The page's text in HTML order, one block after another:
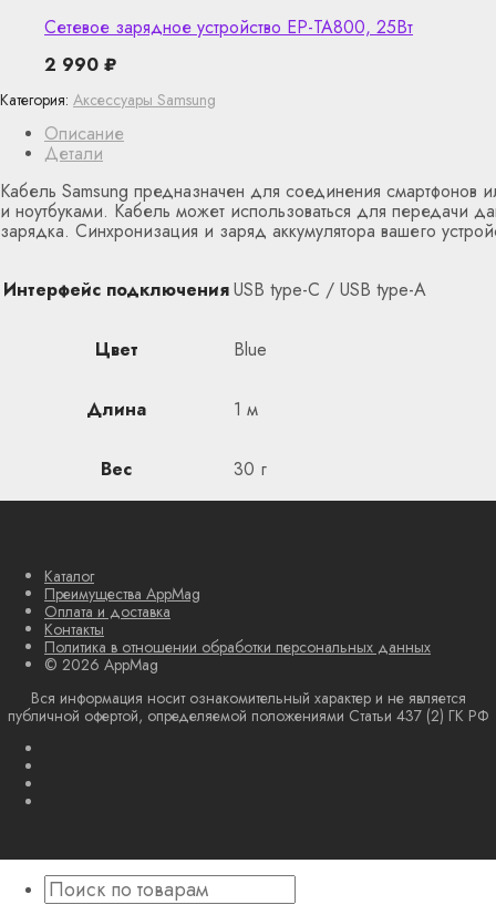
Описание
Детали
Кабель Samsung предназначен для соединения смартфонов
и ноутбуками. Кабель может использоваться для передачи
зарядка. Синхронизация и заряд аккумулятора вашего
Интерфейс подключенияUSB type-C / USB type-A
Цвет Blue
Длина 1 м
Вес 30 г
Категория: Аксессуары Samsung
Сетевое зарядное устройство EP-TA800, 25Вт
2 990 ₽
Каталог
Преимущества AppMag
Оплата и доставка
Контакты
Политика в отношении обработки персональных данных
© 2026 AppMag
Вся информация носит ознакомительный характер и не является
публичной офертой, определяемой положениями Статьи 437 (2) ГК РФ